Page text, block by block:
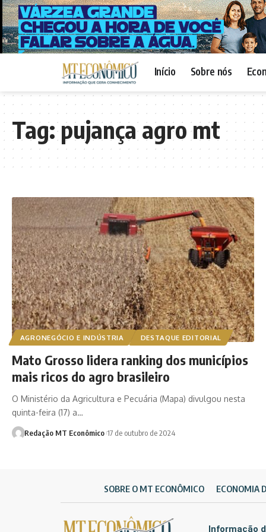
Início Sobre nós
Tag:pujança agro mt
AGRONEGÓCIO E INDÚSTRIA DESTAQUE EDITORIAL
Mato Grosso lidera ranking dos municípios
mais ricos do agro brasileiro
O Ministério da Agricultura e Pecuária (Mapa) divulgou nesta
quinta-feira (17) a…
Redação MT Econômico 17 de outubro de 2024
SOBRE O MT ECONÔMICO ECONOMIA
Informação